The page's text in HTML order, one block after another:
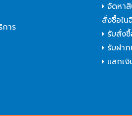
การ
จัดหา
สั่งซื้อใน
รับสั่งซื้
รับฝา
แลกเ